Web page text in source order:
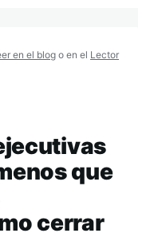
en el blogo en el Lector
que
cerrar